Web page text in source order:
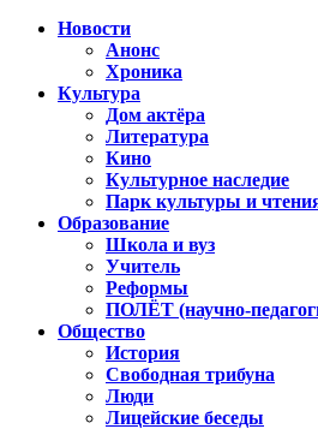
Новости
Анонс
Хроника
Культура
Дом актёра
Литература
Кино
Культурное наследие
Парк культуры и
Образование
Школа и вуз
Учитель
Реформы
ПОЛЁТ (научно-
Общество
История
Свободная трибуна
Люди
Лицейские беседы